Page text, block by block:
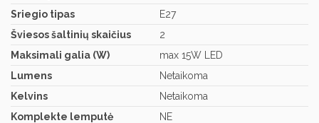
Sriegio tipas
E27
Šviesos šaltinių skaičius
2
Maksimali galia (W)
max 15W LED
Lumens
Netaikoma
Kelvins
Netaikoma
Komplekte lemputė
NE